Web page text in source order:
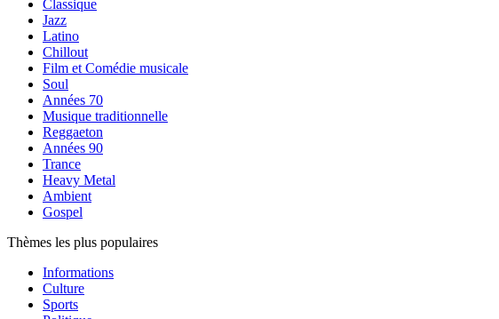
Classique
Jazz
Latino
Chillout
Film et Comédie musicale
Soul
Années 70
Musique traditionnelle
Reggaeton
Années 90
Trance
Heavy Metal
Ambient
Gospel
Thèmes les plus populaires
Informations
Culture
Sports